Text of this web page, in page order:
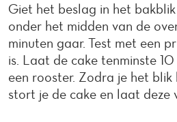
Giet het beslag in het
onder het midden van de
minuten gaar. Test met een
is. Laat de cake tenminste
een rooster. Zodra je het blik
stort je de cake en laat deze